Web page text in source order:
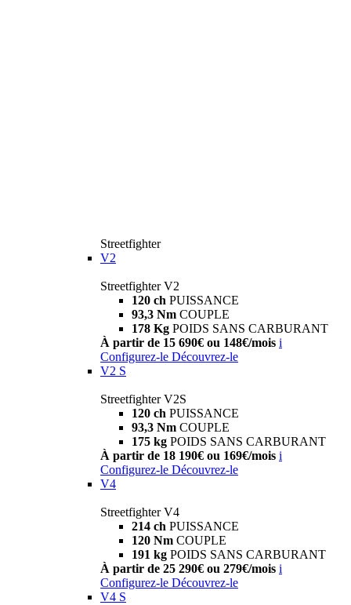
Streetfighter
V2
Streetfighter V2
120 ch PUISSANCE
93,3 Nm COUPLE
178 Kg POIDS SANS CARBURANT
À partir de 15 690€ ou 148€/mois i
Configurez-le Découvrez-le
V2 S
Streetfighter V2S
120 ch PUISSANCE
93,3 Nm COUPLE
175 kg POIDS SANS CARBURANT
À partir de 18 190€ ou 169€/mois i
Configurez-le Découvrez-le
V4
Streetfighter V4
214 ch PUISSANCE
120 Nm COUPLE
191 kg POIDS SANS CARBURANT
À partir de 25 290€ ou 279€/mois i
Configurez-le Découvrez-le
V4 S